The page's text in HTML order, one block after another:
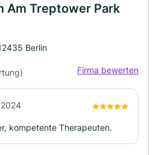
Am Treptower Park
Berlin
Firma bewerten
kompetente Therapeuten.